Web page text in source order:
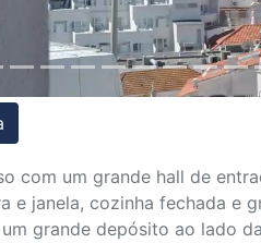
com um grande hall de
e janela, cozinha fechada e
grande depósito ao lado